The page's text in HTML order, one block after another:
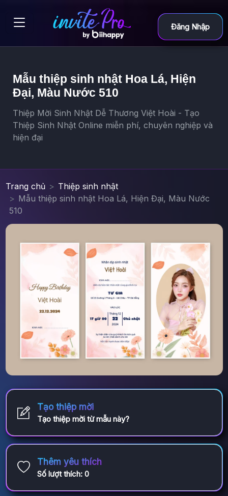
Đăng Nhập
Mẫu thiệp sinh nhật Hoa Lá, Hiện
Đại, Màu Nước 510
Thiệp Mời Sinh Nhật Dễ Thương Việt Hoài - Tạo
Thiệp Sinh Nhật Online miễn phí, chuyên nghiệp và
hiện đại
Trang chủ
Thiệp sinh nhật
Mẫu thiệp sinh nhật Hoa Lá, Hiện Đại, Màu Nước
510
Tạo thiệp mời
Tạo thiệp mời từ mẫu này?
Thêm yêu thích
Số lượt thích: 0